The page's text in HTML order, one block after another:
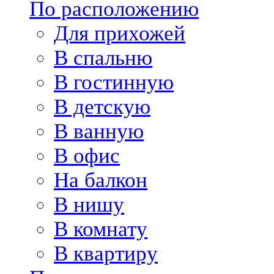
По расположению
Для прихожей
В спальню
В гостинную
В детскую
В ванную
В офис
На балкон
В нишу
В комнату
В квартиру